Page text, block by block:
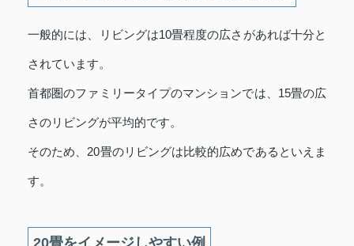
一般的には、リビングは10畳程度の広さがあれば十分と
されています。
首都圏のファミリータイプのマンションでは、15畳の広
さのリビングが平均的です。
そのため、20畳のリビングは比較的広めであるといえま
す。